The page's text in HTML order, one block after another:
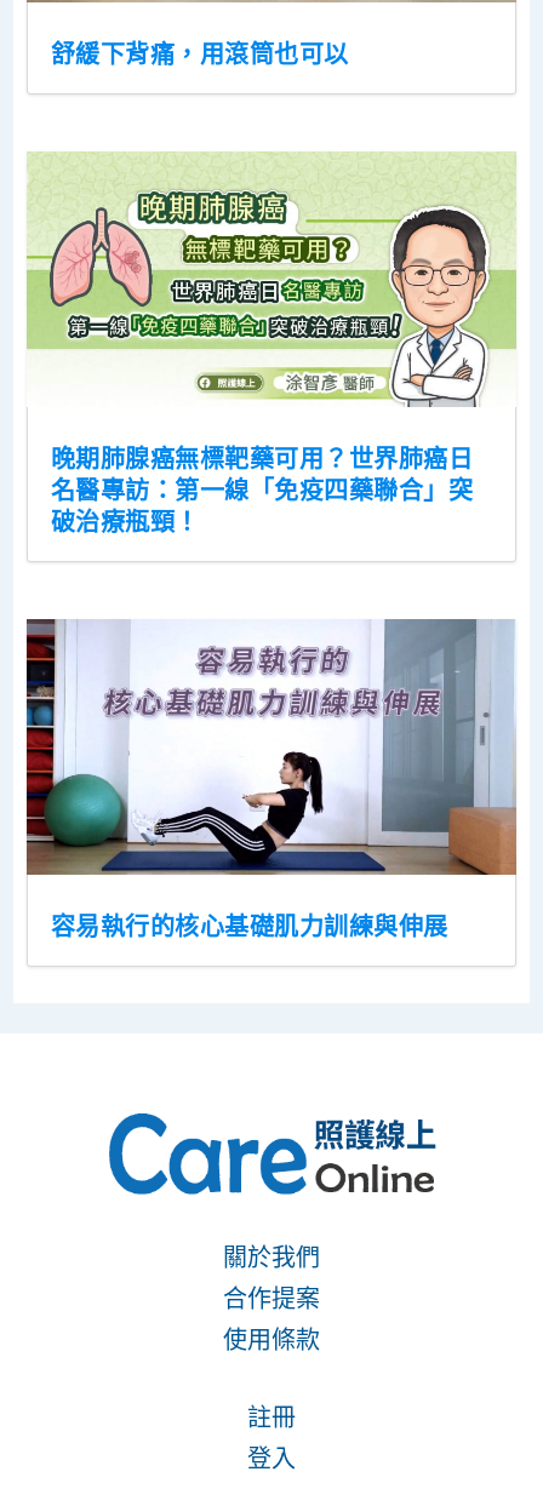
舒緩下背痛，用滾筒也可以
晚期肺腺癌無標靶藥可用？世界肺癌日
名醫專訪：第一線「免疫四藥聯合」突
破治療瓶頸！
容易執行的核心基礎肌力訓練與伸展
關於我們
合作提案
使用條款
註冊
登入